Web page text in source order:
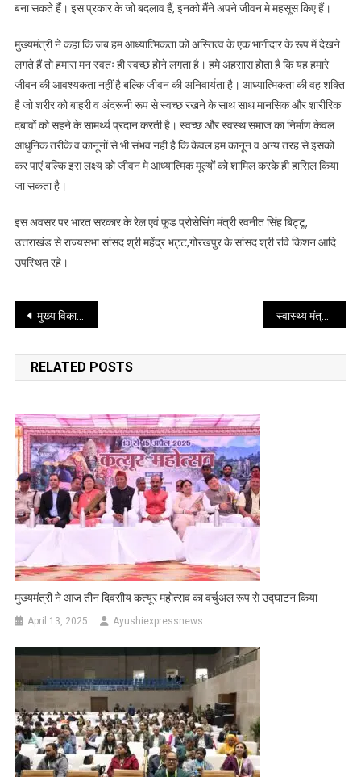
बना सकते हैं। इस प्रकार के जो बदलाव हैं, इनको मैंने अपने जीवन मे महसूस किए हैं।
मुख्यमंत्री ने कहा कि जब हम आध्यात्मिकता को अस्तित्व के एक भागीदार के रूप में देखने
लगते हैं तो हमारा मन स्वतः ही स्वच्छ होने लगता है। हमे अहसास होता है कि यह हमारे
जीवन की आवश्यकता नहीं है बल्कि जीवन की अनिवार्यता है। आध्यात्मिकता की वह शक्ति
है जो शरीर को बाहरी व अंदरूनी रूप से स्वच्छ रखने के साथ साथ मानसिक और शारीरिक
दबावों को सहने के सामर्थ्य प्रदान करती है। स्वच्छ और स्वस्थ समाज का निर्माण केवल
आधुनिक तरीके व कानूनों से भी संभव नहीं है कि केवल हम कानून व अन्य तरह से इसको
कर पाएं बल्कि इस लक्ष्य को जीवन मे आध्यात्मिक मूल्यों को शामिल करके ही हासिल किया
जा सकता है।
इस अवसर पर भारत सरकार के रेल एवं फूड प्रोसेसिंग मंत्री रवनीत सिंह बिट्टू,
उत्तराखंड से राज्यसभा सांसद श्री महेंद्र भट्ट,गोरखपुर के सांसद श्री रवि किशन आदि
उपस्थित रहे।
Post
navigation
मुख्य विकास अधिकारी अभिनव शाह ने आज जनपद में आयोजित होने जा रहे सरस मेले की तैयारियों के सम्बन्ध में बैठक की
RELATED POSTS
मुख्यमंत्री ने आज तीन दिवसीय कत्यूर महोत्सव का वर्चुअल रूप से उद्घाटन किया
April 13, 2025 Ayushiexpressnews